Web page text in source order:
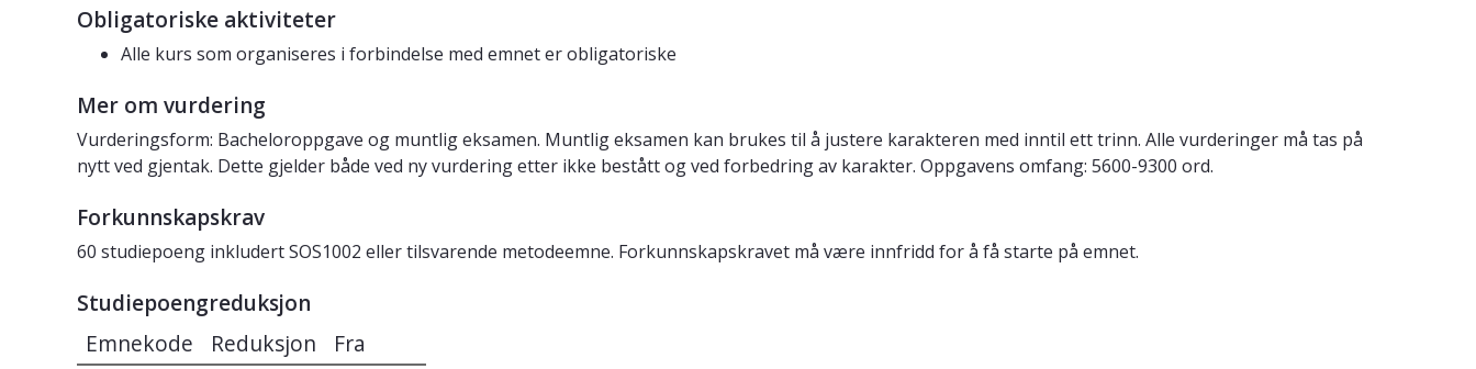
Obligatoriske aktiviteter
Alle kurs som organiseres i forbindelse med emnet er obligatoriske
Mer om vurdering
Vurderingsform: Bacheloroppgave og muntlig eksamen. Muntlig eksamen kan brukes til å justere karakteren med inntil ett trinn. Alle vurderinger må tas på
nytt ved gjentak. Dette gjelder både ved ny vurdering etter ikke bestått og ved forbedring av karakter. Oppgavens omfang: 5600-9300 ord.
Forkunnskapskrav
60 studiepoeng inkludert SOS1002 eller tilsvarende metodeemne. Forkunnskapskravet må være innfridd for å få starte på emnet.
Studiepoengreduksjon
Emnekode Reduksjon Fra